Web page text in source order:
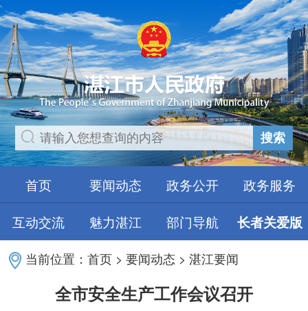
搜索
首页 要闻动态 政务公开
政务服务
互动交流
魅力湛江 部门导航 长者关爱版
当前位置：首页 >要闻动态 >湛江要闻
全市安全生产工作会议召开